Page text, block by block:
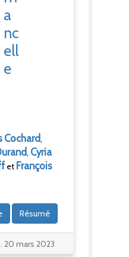
a
nc
ell
e
Cochard,
, Cyria
et François
Résumé
20 mars 2023